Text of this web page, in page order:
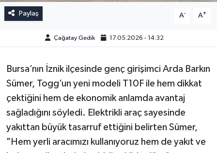
Paylaş A- A+
Çağatay Gedik 17.05.2026 - 14:32
Bursa’nın İznik ilçesinde genç girişimci Arda Barkın
Sümer, Togg’un yeni modeli T10F ile hem dikkat
çektiğini hem de ekonomik anlamda avantaj
sağladığını söyledi. Elektrikli araç sayesinde
yakıttan büyük tasarruf ettiğini belirten Sümer,
"Hem yerli aracımızı kullanıyoruz hem de yakıt ve